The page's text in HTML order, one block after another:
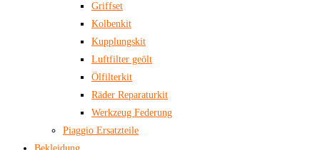
Griffset
Kolbenkit
Kupplungskit
Luftfilter geölt
Ölfilterkit
Räder Reparaturkit
Werkzeug Federung
Piaggio Ersatzteile